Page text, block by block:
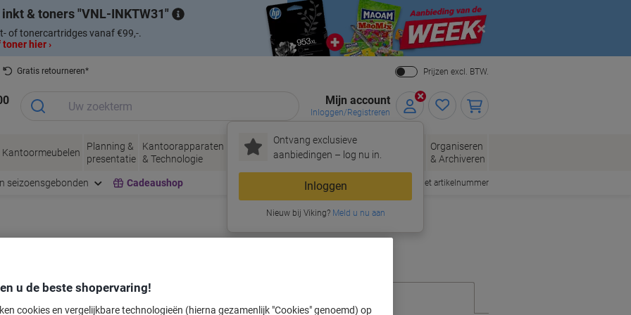
inkt & toners VNL-INKTW31
of tonercartridges vanaf €99,-.
hier ›
Close
Gratis retourneren*
Prijzen excl. BTW.
Mijn account
Inloggen/Registreren
Ontvang exclusieve
aanbiedingen – log nu in.
Inloggen
Nieuw bij Viking?Meld u nu aan
Kantoormeubelen
Planning &
presentatie
Kantoorapparaten
& Technologie
Inkt &
Toner
Papier, Enveloppen
& Verpakken
Kantoorartikelen
Organiseren
& Archiveren
seizoensgebonden Cadeaushop Snel bestellen met artikelnummer
voor uw printer
Kies merk, reeks en model uit de opties hieronder
u de beste shopervaring!
cookies en vergelijkbare technologieën (hierna gezamenlijk "Cookies" genoemd) op